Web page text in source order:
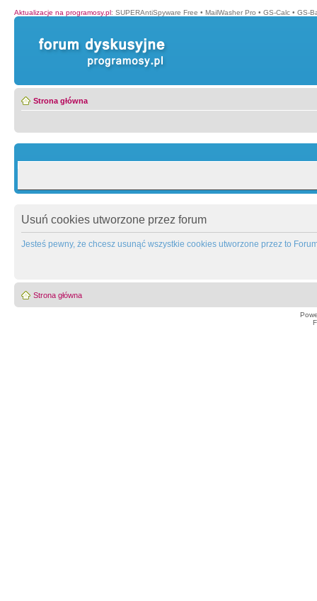
Aktualizacje na programosy.pl: SUPERAntiSpyware Free • MailWasher Pro • GS-Calc • GS-
Strona główna
Usuń cookies utworzone przez forum
Jesteś pewny, że chcesz usunąć wszystkie cookies utworzone przez to
Strona główna